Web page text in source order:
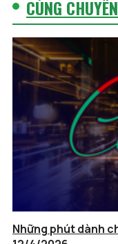
CÙNG
Những phút dành